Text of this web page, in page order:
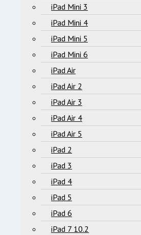
iPad Mini 3
iPad Mini 4
iPad Mini 5
iPad Mini 6
iPad Air
iPad Air 2
iPad Air 3
iPad Air 4
iPad Air 5
iPad 2
iPad 3
iPad 4
iPad 5
iPad 6
iPad 7 10.2